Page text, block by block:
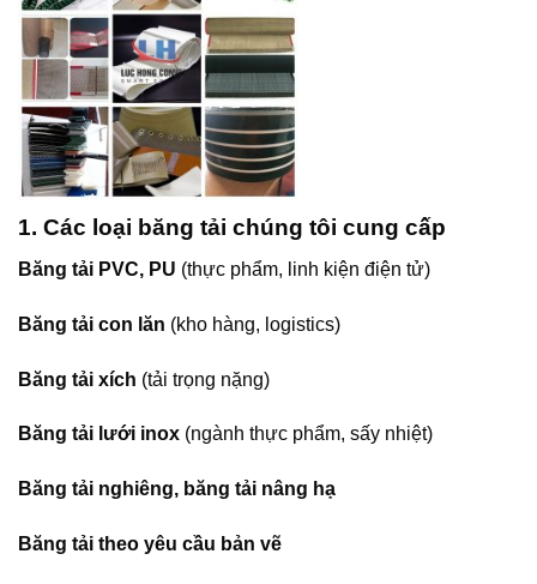
1. Các loại băng tải chúng tôi cung cấp
Băng tải PVC, PU (thực phẩm, linh kiện điện tử)
Băng tải con lăn (kho hàng, logistics)
Băng tải xích (tải trọng nặng)
Băng tải lưới inox (ngành thực phẩm, sấy nhiệt)
Băng tải nghiêng, băng tải nâng hạ
Băng tải theo yêu cầu bản vẽ